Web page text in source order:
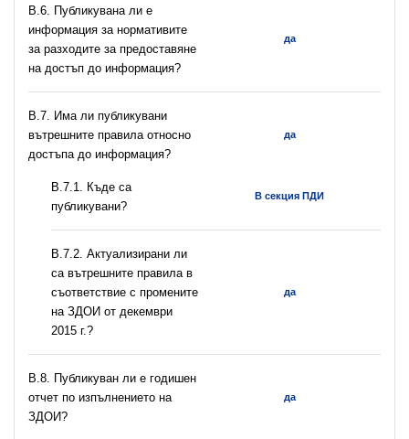
В.6. Публикувана ли е
информация за нормативите
за разходите за предоставяне
на достъп до информация?
да
В.7. Има ли публикувани
вътрешните правила относно
достъпа до информация?
да
В.7.1. Къде са
публикувани?
В секция ПДИ
В.7.2. Актуализирани ли
са вътрешните правила в
съответствие с промените
на ЗДОИ от декември
2015 г.?
да
В.8. Публикуван ли е годишен
отчет по изпълнението на
ЗДОИ?
да